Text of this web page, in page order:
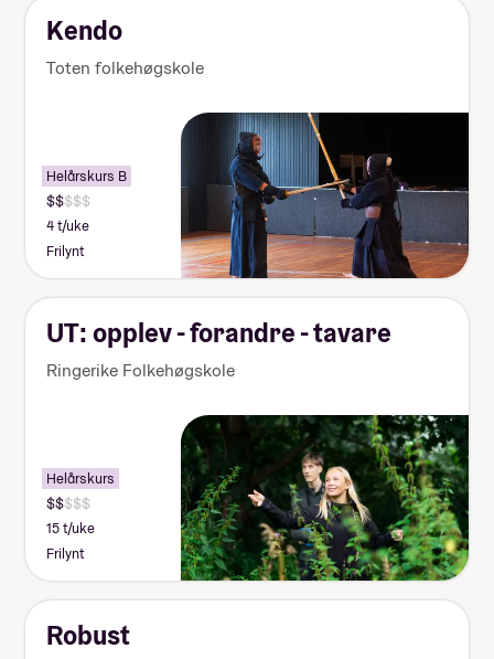
Kendo
Toten folkehøgskole
Helårskurs B
4 t/uke
Frilynt
UT: opplev - forandre - tavare
Ringerike Folkehøgskole
Helårskurs
15 t/uke
Frilynt
Robust